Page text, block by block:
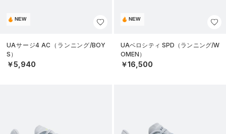
NEW
UAサージ4 AC（ランニング/BOY
S）
￥5,940
NEW
UAベロシティ SPD（ランニング/W
OMEN）
￥16,500